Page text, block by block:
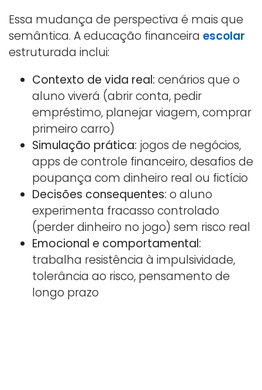
Essa mudança de perspectiva é mais que
semântica. A educação financeira escolar
estruturada inclui:
Contexto de vida real: cenários que o
aluno viverá (abrir conta, pedir
empréstimo, planejar viagem, comprar
primeiro carro)
Simulação prática: jogos de negócios,
apps de controle financeiro, desafios de
poupança com dinheiro real ou fictício
Decisões consequentes: o aluno
experimenta fracasso controlado
(perder dinheiro no jogo) sem risco real
Emocional e comportamental:
trabalha resistência à impulsividade,
tolerância ao risco, pensamento de
longo prazo